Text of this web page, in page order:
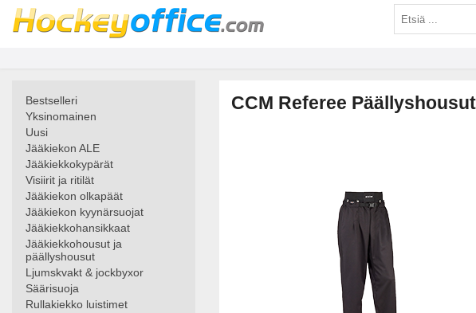
Bestselleri
Yksinomainen
Uusi
Jääkiekon ALE
Jääkiekkokypärät
Visiirit ja ritilät
Jääkiekon olkapäät
Jääkiekon kyynärsuojat
Jääkiekkohansikkaat
Jääkiekkohousut ja
päällyshousut
Ljumskvakt & jockbyxor
Säärisuoja
Rullakiekko luistimet
CCM Referee